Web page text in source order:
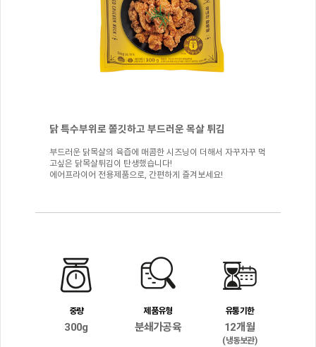
닭 특수부위로 쫄깃하고 부드러운 목살 튀김
부드러운 닭목살의 육즙에 매콤한 시즈닝이 더해서 자꾸자꾸 먹
고싶은 닭목살튀김이 탄생했습니다!
에어프라이어 전용제품으로, 간편하게 즐겨보세요!
중량
300g
제품유형
분쇄가공육
유통기한
12개월
(냉동보관)